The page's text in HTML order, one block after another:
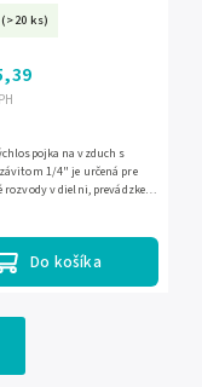
(>20 ks)
Do košíka
na vzduch s
1/4" je určená pre
rozvody v dielni, prevádzke aj